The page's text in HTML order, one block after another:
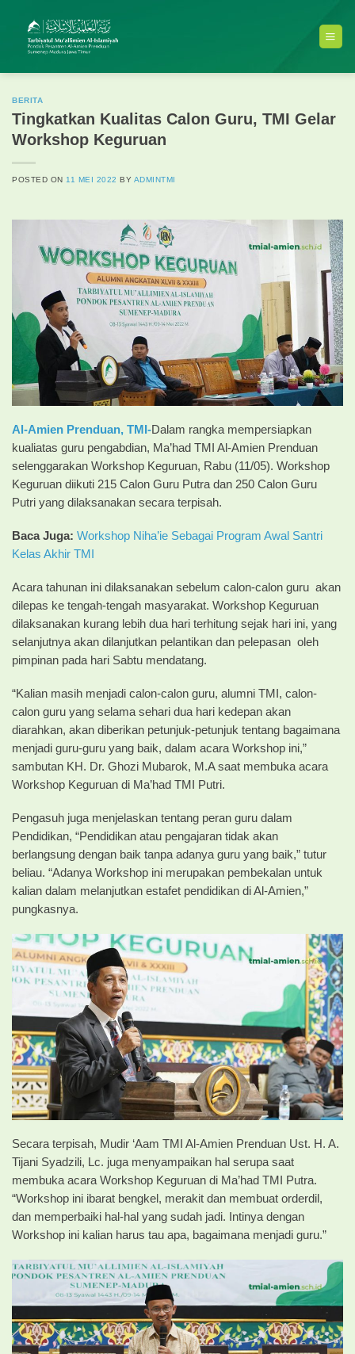
content
BERITA
Tingkatkan Kualitas Calon Guru, TMI Gelar
Workshop Keguruan
POSTED ON 11 MEI 2022 BY ADMINTMI
Al-Amien Prenduan, TMI-Dalam rangka mempersiapkan
kualiatas guru pengabdian, Ma’had TMI Al-Amien Prenduan
selenggarakan Workshop Keguruan, Rabu (11/05). Workshop
Keguruan diikuti 215 Calon Guru Putra dan 250 Calon Guru
Putri yang dilaksanakan secara terpisah.
Baca Juga: Workshop Niha’ie Sebagai Program Awal Santri
Kelas Akhir TMI
Acara tahunan ini dilaksanakan sebelum calon-calon guru akan
dilepas ke tengah-tengah masyarakat. Workshop Keguruan
dilaksanakan kurang lebih dua hari terhitung sejak hari ini, yang
selanjutnya akan dilanjutkan pelantikan dan pelepasan oleh
pimpinan pada hari Sabtu mendatang.
“Kalian masih menjadi calon-calon guru, alumni TMI, calon-
calon guru yang selama sehari dua hari kedepan akan
diarahkan, akan diberikan petunjuk-petunjuk tentang bagaimana
menjadi guru-guru yang baik, dalam acara Workshop ini,”
sambutan KH. Dr. Ghozi Mubarok, M.A saat membuka acara
Workshop Keguruan di Ma’had TMI Putri.
Pengasuh juga menjelaskan tentang peran guru dalam
Pendidikan, “Pendidikan atau pengajaran tidak akan
berlangsung dengan baik tanpa adanya guru yang baik,” tutur
beliau. “Adanya Workshop ini merupakan pembekalan untuk
kalian dalam melanjutkan estafet pendidikan di Al-Amien,”
pungkasnya.
Secara terpisah, Mudir ‘Aam TMI Al-Amien Prenduan Ust. H. A.
Tijani Syadzili, Lc. juga menyampaikan hal serupa saat
membuka acara Workshop Keguruan di Ma’had TMI Putra.
“Workshop ini ibarat bengkel, merakit dan membuat orderdil,
dan memperbaiki hal-hal yang sudah jadi. Intinya dengan
Workshop ini kalian harus tau apa, bagaimana menjadi guru.”